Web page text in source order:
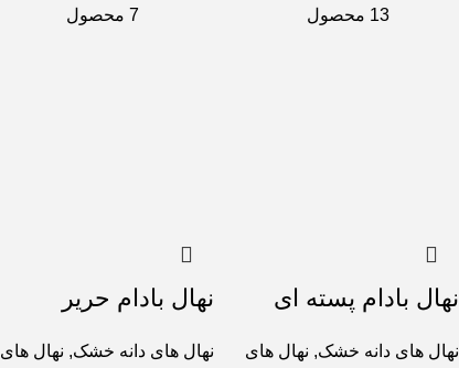
13 محصول 7 محصول
نهال بادام پسته ای
نهال های دانه خشک, نهال های
نهال بادام حریر
نهال های دانه خشک, نهال های